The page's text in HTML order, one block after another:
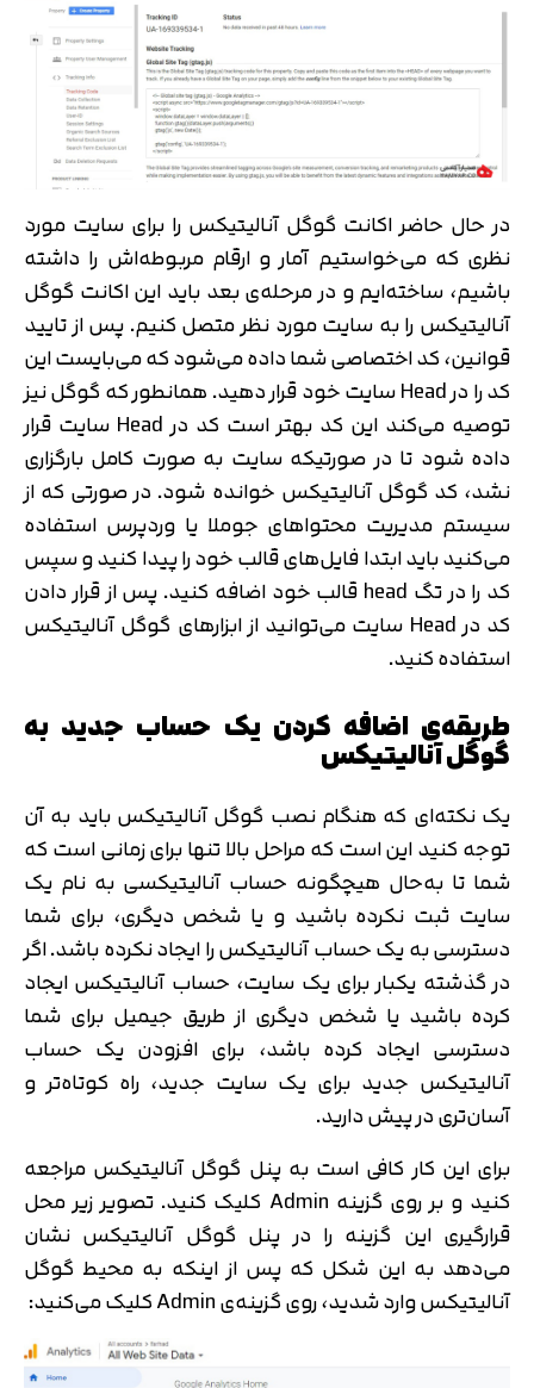
در حال حاضر اکانت گوگل آنالیتیکس را برای سایت مورد
نظری که می‌خواستیم آمار و ارقام مربوطه‌اش را داشته
باشیم، ساخته‌ایم و در مرحله‌ی بعد باید این اکانت گوگل
آنالیتیکس را به سایت مورد نظر متصل کنیم. پس از تایید
قوانین، کد اختصاصی شما داده می‌شود که می‌بایست این
کد را در Head سایت خود قرار دهید. همانطور که گوگل نیز
توصیه می‌کند این کد بهتر است کد در Head سایت قرار
داده شود تا در صورتیکه سایت به صورت کامل بارگزاری
نشد، کد گوگل آنالیتیکس خوانده شود. در صورتی که از
سیستم مدیریت محتواهای جوملا یا وردپرس استفاده
می‌کنید باید ابتدا فایل‌های قالب خود را پیدا کنید و سپس
کد را در تگ head قالب خود اضافه کنید. پس از قرار دادن
کد در Head سایت می‌توانید از ابزارهای گوگل آنالیتیکس
استفاده کنید.
طریقه‌ی اضافه کردن یک حساب جدید به
گوگل آنالیتیکس
یک نکته‌ای که هنگام نصب گوگل آنالیتیکس باید به آن
توجه کنید این است که مراحل بالا تنها برای زمانی است که
شما تا به‌حال هیچگونه حساب آنالیتیکسی به نام یک
سایت ثبت نکرده باشید و یا شخص دیگری، برای شما
دسترسی به یک حساب آنالیتیکس را ایجاد نکرده باشد. اگر
در گذشته یکبار برای یک سایت، حساب آنالیتیکس ایجاد
کرده باشید یا شخص دیگری از طریق جیمیل برای شما
دسترسی ایجاد کرده باشد، برای افزودن یک حساب
آنالیتیکس جدید برای یک سایت جدید، راه کوتاه‌تر و
آسان‌تری در پیش دارید.
برای این کار کافی است به پنل گوگل آنالیتیکس مراجعه
کنید و بر روی گزینه Admin کلیک کنید. تصویر زیر محل
قرارگیری این گزینه را در پنل گوگل آنالیتیکس نشان
می‌دهد به این شکل که پس از اینکه به محیط گوگل
آنالیتیکس وارد شدید، روی گزینه‌ی Admin کلیک می‌کنید: